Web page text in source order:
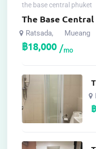
the base central phuket
The Base Central
Ratsada, Mueang
฿18,000 mo